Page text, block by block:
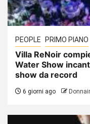
PEOPLE PRIMO PIANO
Villa ReNoir
Water Show
show da record
6 giorni ago